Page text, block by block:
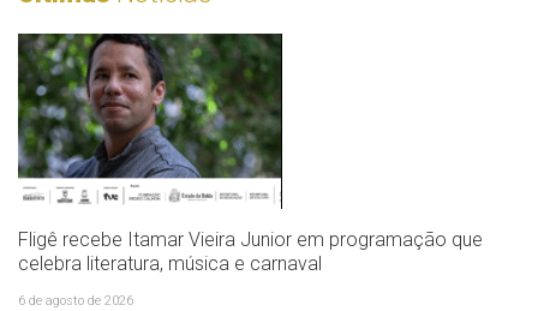
Fligê recebe Itamar Vieira Junior em programação que
celebra literatura, música e carnaval
6 de agosto de 2026